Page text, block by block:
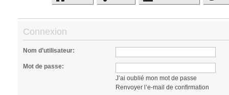
Connexion
Nom d’utilisateur:
Mot de passe:
J’ai oublié mon mot de passe
Renvoyer l’e-mail de confirmation